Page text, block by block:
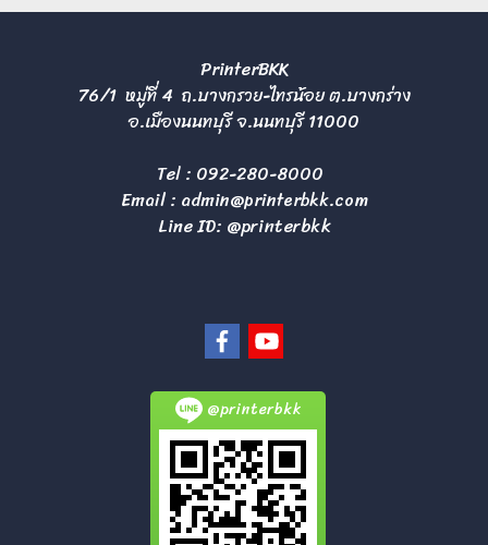
PrinterBKK
76/1 หมู่ที่ 4 ถ.บางกรวย-ไทรน้อย ต.บางกร่าง
อ.เมืองนนทบุรี จ.นนทบุรี 11000
Tel : 092-280-8000
Email : admin@printerbkk.com
Line ID: @printerbkk
@printerbkk